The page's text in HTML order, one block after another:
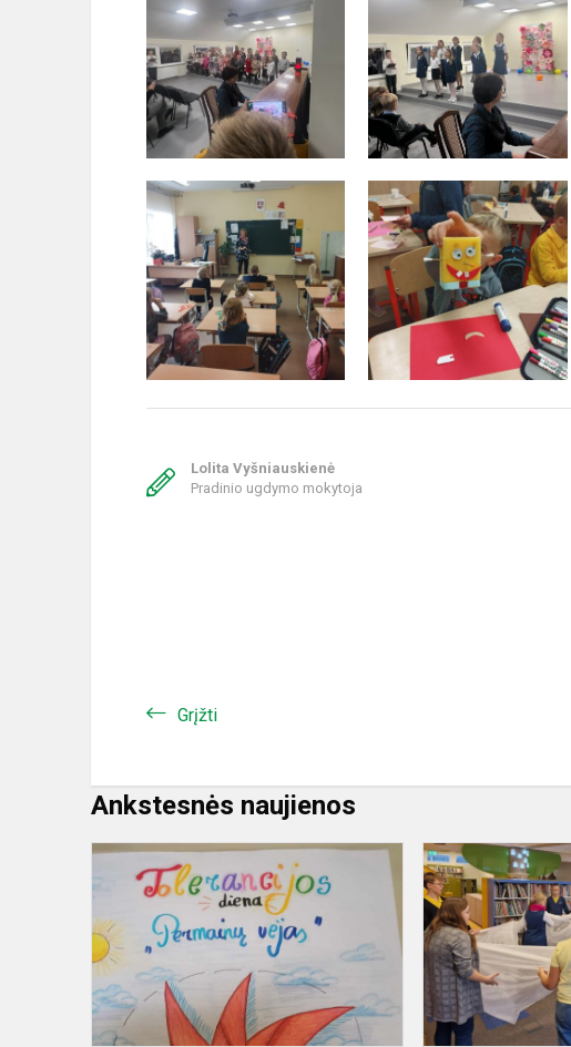
Lolita Vyšniauskienė
Pradinio ugdymo mokytoja
Grįžti
Ankstesnės naujienos
Tolerancijos
diena
Dembavos
progimnazijoje